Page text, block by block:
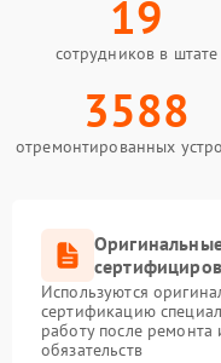
19
сотрудников в штате
3588
отремонтированных
Используются
сертификацию
работу после
обязательств